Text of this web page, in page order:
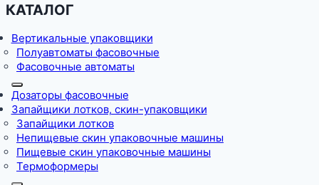
КАТАЛОГ
Вертикальные упаковщики
Полуавтоматы фасовочные
Фасовочные автоматы
Дозаторы фасовочные
Запайщики лотков, скин-упаковщики
Запайщики лотков
Непищевые скин упаковочные машины
Пищевые скин упаковочные машины
Термоформеры